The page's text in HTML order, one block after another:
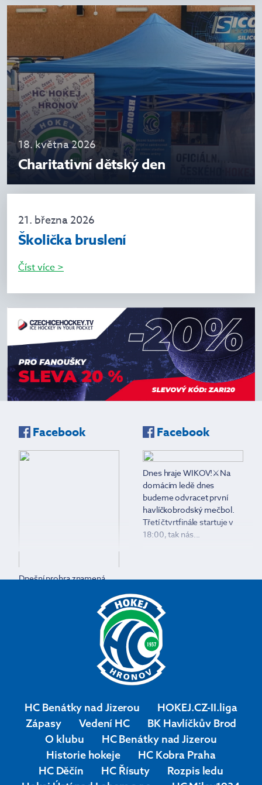
18. května 2026
Charitativní dětský den
21. března 2026
Školička bruslení
Číst více >
Facebook
Dnešní prohra znamená
#druhaliga #ceskyhokej
Facebook
Dnes hraje WIKOV!⚔Na
domácím ledě dnes
budeme odvracet první
havlíčkobrodský mečbol.
Třetí čtvrtfinále startuje v
18:00, tak nás...
HC Benátky nad Jizerou
HOKEJ.CZ-II.liga
Zápasy
Vedení HC
BK Havlíčkův Brod
O klubu
HC Benátky nad Jizerou
Historie hokeje
HC Kobra Praha
HC Děčín
HC Řísuty
Rozpis ledu